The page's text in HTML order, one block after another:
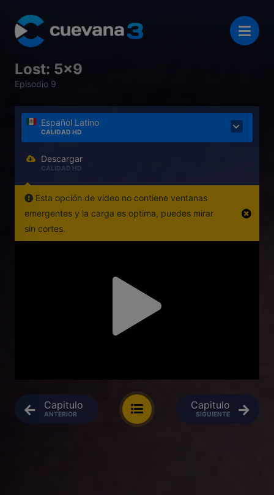
Lost: 5x9
Episodio 9
Español Latino
CALIDAD HD
Descargar
CALIDAD HD
Esta opción de video no contiene ventanas
emergentes y la carga es optima, puedes mirar
sin cortes.
Capitulo
ANTERIOR
Capitulo
SIGUIENTE